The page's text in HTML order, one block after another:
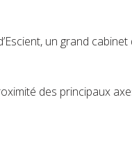
un grand
des principaux